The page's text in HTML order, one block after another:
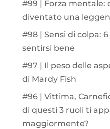
#99 | Forza mentale:
diventato una
#98 | Sensi di colpa:
sentirsi bene
#97 | Il peso delle
di Mardy Fish
#96 | Vittima,
di questi 3 ruoli ti
maggiormente?